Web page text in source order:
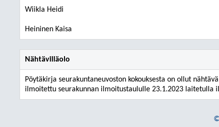
Wiikla Heidi
Heininen Kaisa
Nähtävilläolo
Pöytäkirja seurakuntaneuvoston kokouksesta on ollut
ilmoitettu seurakunnan ilmoitustaululle 23.1.2023 laitetulla